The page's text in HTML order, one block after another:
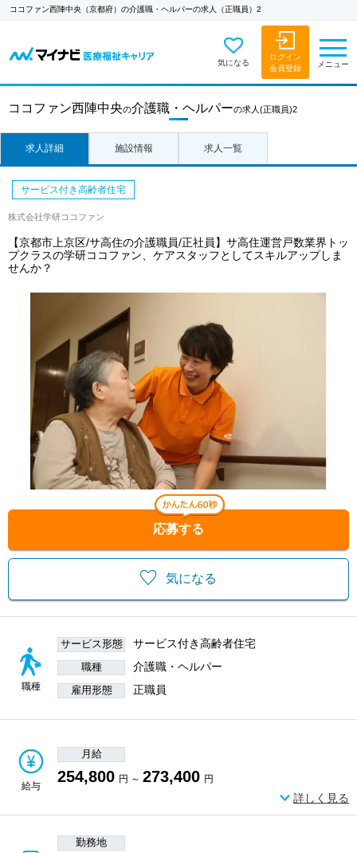
ココファン西陣中央（京都府）の介護職・ヘルパーの求人（正職員）2
気になる
ログイン
会員登録
メニュー
ココファン西陣中央の介護職・ヘルパーの求人 (正職員)2
求人詳細 施設情報 求人一覧
気になる
応募する
サービス付き高齢者住宅
株式会社学研ココファン
【京都市上京区/サ高住の介護職員/正社員】サ高住運営戸数業界トッ
プクラスの学研ココファン、ケアスタッフとしてスキルアップしま
せんか？
職種
サービス形態 サービス付き高齢者住宅
職種 介護職・ヘルパー
雇用形態 正職員
給与
月給
254,800 円 ～ 273,400 円
詳しく見る
勤務地